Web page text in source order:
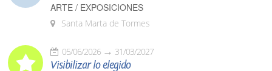
ARTE / EXPOSICIONES
Santa Marta de Tormes
05/06/2026 31/03/2027
Visibilizar lo elegido